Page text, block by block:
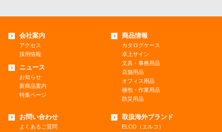
会社案内
アクセス
採用情報
ニュース
お知らせ
新商品案内
特集ページ
商品情報
カタログケース
卓上サイン
文具・事務用品
店舗用品
オフィス用品
梱包・作業用品
防災用品
お問い合わせ
よくあるご質問
取扱海外ブランド
ELCO（エルコ）